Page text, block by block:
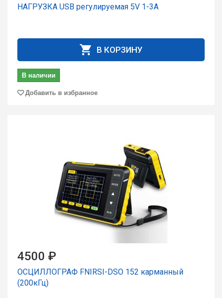
НАГРУЗКА USB регулируемая 5V 1-3A
В КОРЗИНУ
В наличии
Добавить в избранное
4500 ₽
ОСЦИЛЛОГРАФ FNIRSI-DSO 152 карманный
(200кГц)